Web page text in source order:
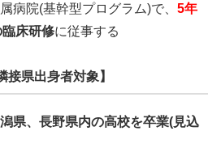
病院(基幹型プログラム)で、 5年
床研修に従事する
県出身者対象】
県、長野県内の高校を卒業(見込